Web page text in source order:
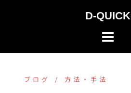
ン
D-QUICK
ブログ 方法・手法